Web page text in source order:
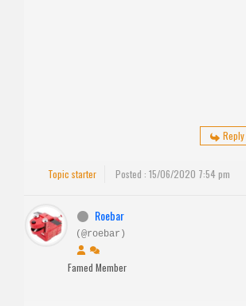
Reply
Topic starter Posted : 15/06/2020 7:54 pm
Roebar
(@roebar)
Famed Member